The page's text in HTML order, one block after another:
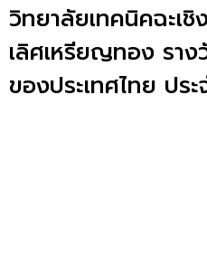
วิทยาลัยเทคนิคฉะเชิ
เลิศเหรียญทอง รา
ของประเทศไทย ปร